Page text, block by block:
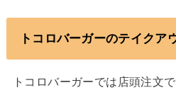
トコロバーガーのテイクア
トコロバーガーでは店頭注文